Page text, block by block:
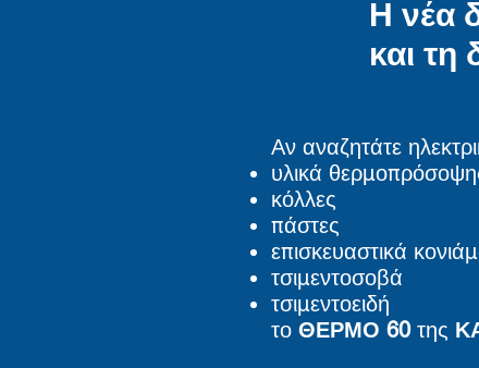
Η νέα
και
Αν αναζητάτε
υλικά
κόλλες
πάστες
επισκευαστικά
τσιμεντοσοβά
τσιμεντοειδή
το ΘΕΡΜΟ 60της